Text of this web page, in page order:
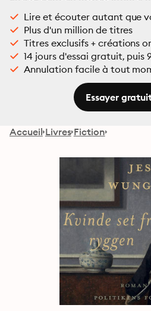
Lire et écouter autant que
Plus d'un million de titres
Titres exclusifs + créations
14 jours d'essai gratuit, puis
Annulation facile à tout
Essayer
Accueil Livres Fiction